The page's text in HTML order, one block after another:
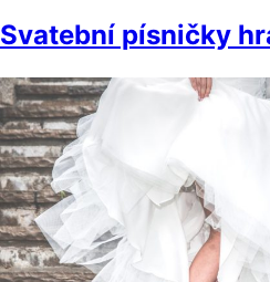
Svatební písničky